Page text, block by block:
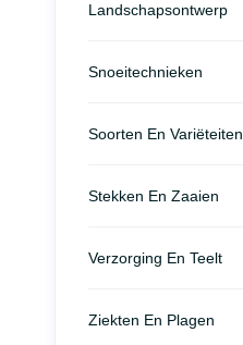
Landschapsontwerp
Snoeitechnieken
Soorten En Variëteiten
Stekken En Zaaien
Verzorging En Teelt
Ziekten En Plagen